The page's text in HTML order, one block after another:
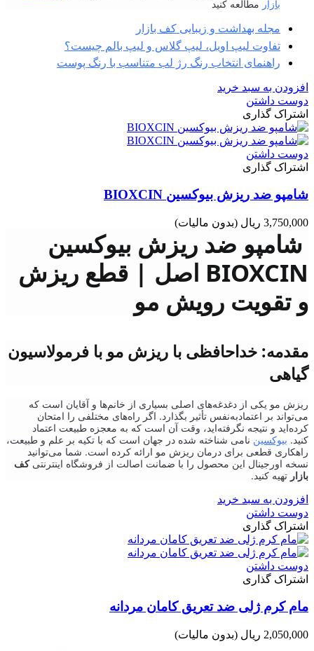
بازار مطالعه کنید
مجله بهداشت و زیبایی کف بازار
تفاوت لیپ اویل، لیپ گلاس و لیپ بالم چیست؟
راهنمای انتخاب رنگ رژ لب متناسب با رنگ پوست
افزودن به سبد خرید
دوست داشتن
اشتراک گذاری
دوست داشتن
اشتراک گذاری
شامپو ضد ریزش بیوکسین BIOXCIN
3,750,000 ریال (بدون مالیات)
شامپو ضد ریزش بیوکسین
BIOXCIN اصل | قطع ریزش
و تقویت رویش مو
مقدمه: خداحافظی با ریزش مو با فرمولاسیون
گیاهی
ریزش مو یکی از دغدغه‌های اصلی بسیاری از خانم‌ها و آقایان است که
می‌تواند بر اعتماد‌به‌نفس تأثیر بگذارد. اگر راه‌های مختلفی را امتحان
کرده‌اید و نتیجه نگرفته‌اید، وقت آن است که به معجزه طبیعت اعتماد
کنید. بیوکسین نامی شناخته شده در جهان است که با تکیه بر علم و طبیعت،
راهکاری قطعی برای درمان ریزش مو ارائه کرده است. شما می‌توانید
نسخه اورجینال این محصول را با ضمانت اصالت از فروشگاه اینترنتی کف
بازار تهیه کنید.
افزودن به سبد خرید
دوست داشتن
اشتراک گذاری
دوست داشتن
اشتراک گذاری
مام کرم ژلی ضد تعریق کامان مردانه
2,050,000 ریال
(بدون مالیات)